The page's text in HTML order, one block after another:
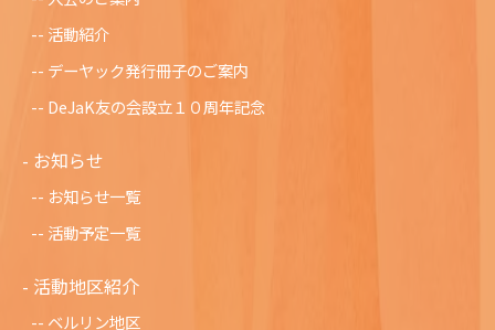
活動紹介
デーヤック発行冊子のご案内
DeJaK友の会設立１０周年記念
お知らせ
お知らせ一覧
活動予定一覧
活動地区紹介
ベルリン地区